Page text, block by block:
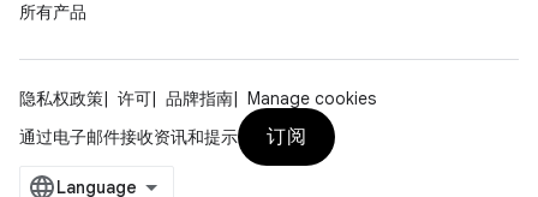
所有产品
隐私权政策 许可 品牌指南
Manage cookies
通过电子邮件接收资讯和提示
订阅